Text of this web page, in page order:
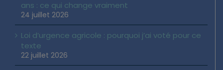
ans : ce qui change vraiment
24 juillet 2026
Loi d’urgence agricole : pourquoi j’ai voté pour ce
texte
22 juillet 2026